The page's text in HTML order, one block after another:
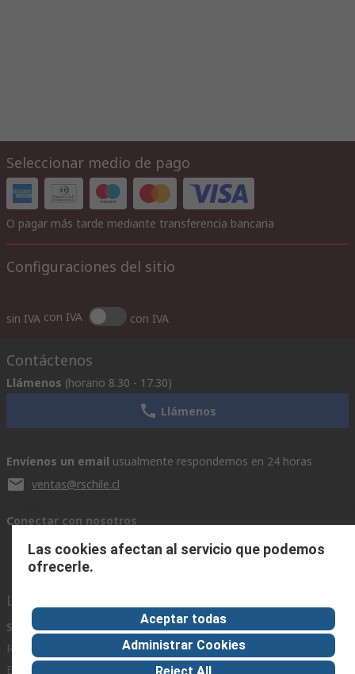
Seleccionar medio de pago
O pagar más tarde mediante transferencia bancaria
Configuraciones del sitio
sin IVA con IVA con IVA
Contáctenos
Llámenos (horario 8.30 - 17.30)
Llámenos
Envíenos un email usualmente respondemos en 24 horas
ventas@rschile.cl
Conectar con nosotros
Links de ayuda
Servicios
Registrarse
Entrega
Acerca de RS
Acerca de RS
En el mundo
Industria
Zona Industria
Las cookies afectan al servicio que podemos
ofrecerle.
Aceptar todas
Administrar Cookies